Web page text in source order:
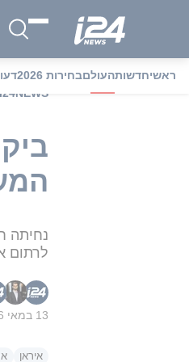
ראשיחדשותהעולםבחירות 2026
i24NEWS
נחיתה
לרתום
13 במאי 2026, 13:19
איראן